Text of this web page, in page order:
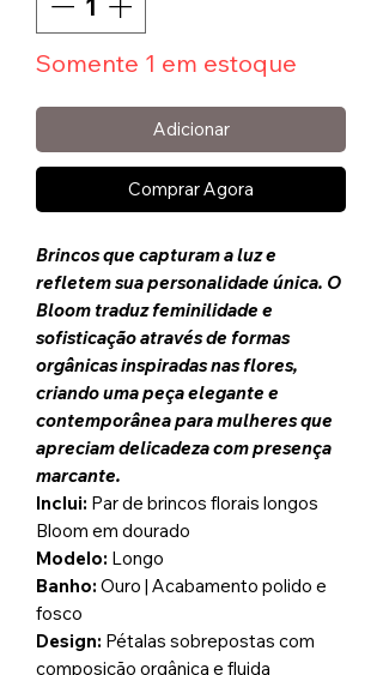
Somente 1 em estoque
Adicionar
Comprar Agora
Brincos que capturam a luz e
refletem sua personalidade única. O
Bloom traduz feminilidade e
sofisticação através de formas
orgânicas inspiradas nas flores,
criando uma peça elegante e
contemporânea para mulheres que
apreciam delicadeza com presença
marcante.
Inclui: Par de brincos florais longos
Bloom em dourado
Modelo: Longo
Banho: Ouro | Acabamento polido e
fosco
Design: Pétalas sobrepostas com
composição orgânica e fluida